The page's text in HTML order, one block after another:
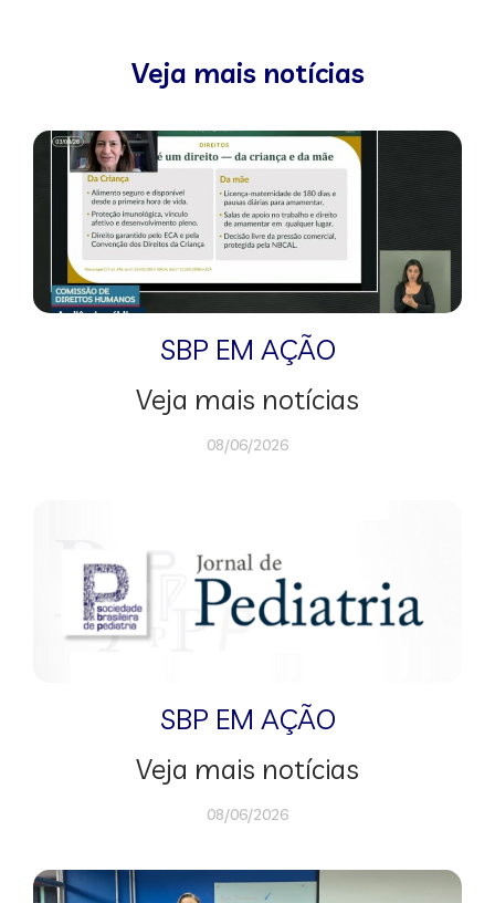
Veja mais notícias
SBP EM AÇÃO
Veja mais notícias
08/06/2026
SBP EM AÇÃO
Veja mais notícias
08/06/2026